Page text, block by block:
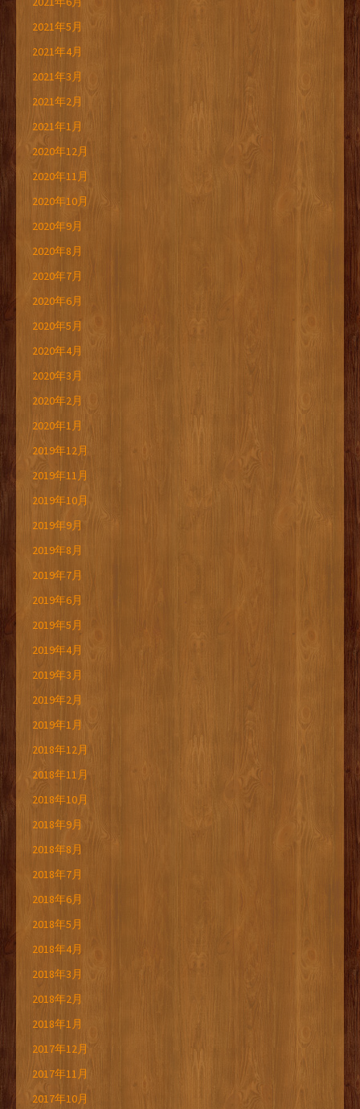
2021年5月
2021年4月
2021年3月
2021年2月
2021年1月
2020年12月
2020年11月
2020年10月
2020年9月
2020年8月
2020年7月
2020年6月
2020年5月
2020年4月
2020年3月
2020年2月
2020年1月
2019年12月
2019年11月
2019年10月
2019年9月
2019年8月
2019年7月
2019年6月
2019年5月
2019年4月
2019年3月
2019年2月
2019年1月
2018年12月
2018年11月
2018年10月
2018年9月
2018年8月
2018年7月
2018年6月
2018年5月
2018年4月
2018年3月
2018年2月
2018年1月
2017年12月
2017年11月
2017年10月